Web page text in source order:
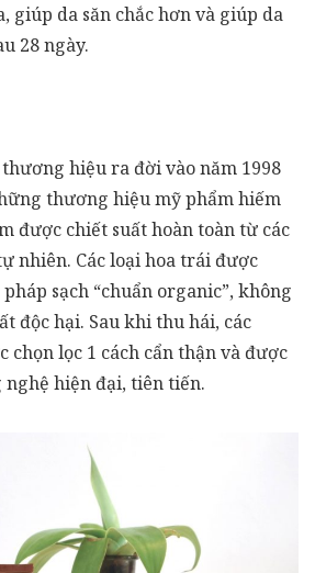
giúp da săn chắc hơn và giúp da
28 ngày.
hiệu ra đời vào năm 1998
thương hiệu mỹ phẩm hiếm
được chiết suất hoàn toàn từ các
nhiên. Các loại hoa trái được
sạch “chuẩn organic”, không
độc hại. Sau khi thu hái, các
chọn lọc 1 cách cẩn thận và được
nghệ hiện đại, tiên tiến.